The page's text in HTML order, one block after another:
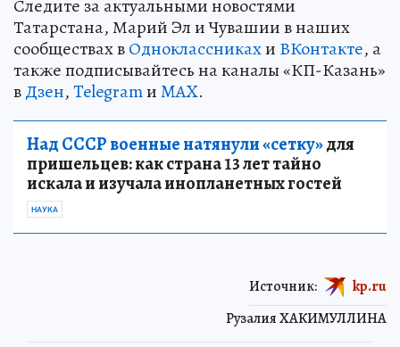
Следите за актуальными новостями
Татарстана, Марий Эл и Чувашии в наших
сообществах вОдноклассникахи ВКонтакте, а
также подписывайтесь на каналы «КП-Казань»
вДзен,TelegramиMAX.
Над СССР военные натянули «сетку»для
пришельцев: как страна 13 лет тайно
искала и изучала инопланетных гостей
НАУКА
Рузалия ХАКИМУЛЛИНА
Источник: kp.ru